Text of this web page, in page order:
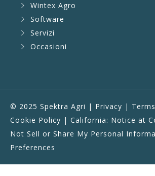
Wintex Agro
Software
Servizi
Occasioni
© 2025 Spektra Agri | Privacy |
Cookie Policy | California: Notice at
Not Sell or Share My Personal
Preferences